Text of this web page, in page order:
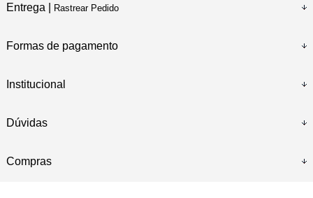
Entrega | Rastrear Pedido
Formas de pagamento
Institucional
Dúvidas
Compras